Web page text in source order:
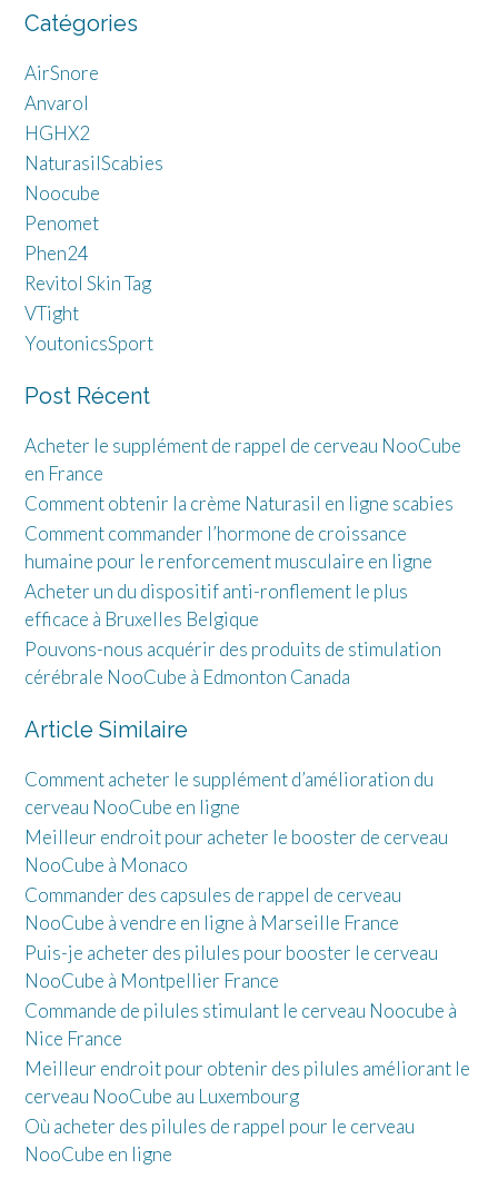
Catégories
AirSnore
Anvarol
HGHX2
NaturasilScabies
Noocube
Penomet
Phen24
Revitol Skin Tag
VTight
YoutonicsSport
Post Récent
Acheter le supplément de rappel de cerveau NooCube
en France
Comment obtenir la crème Naturasil en ligne scabies
Comment commander l’hormone de croissance
humaine pour le renforcement musculaire en ligne
Acheter un du dispositif anti-ronflement le plus
efficace à Bruxelles Belgique
Pouvons-nous acquérir des produits de stimulation
cérébrale NooCube à Edmonton Canada
Article Similaire
Comment acheter le supplément d’amélioration du
cerveau NooCube en ligne
Meilleur endroit pour acheter le booster de cerveau
NooCube à Monaco
Commander des capsules de rappel de cerveau
NooCube à vendre en ligne à Marseille France
Puis-je acheter des pilules pour booster le cerveau
NooCube à Montpellier France
Commande de pilules stimulant le cerveau Noocube à
Nice France
Meilleur endroit pour obtenir des pilules améliorant le
cerveau NooCube au Luxembourg
Où acheter des pilules de rappel pour le cerveau
NooCube en ligne